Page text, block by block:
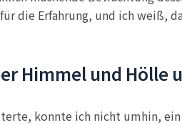
die Erfahrung, und ich weiß,
Himmel und Hölle
konnte ich nicht umhin,